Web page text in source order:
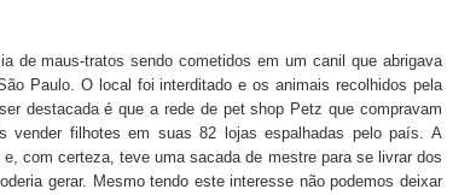
de maus-tratos sendo cometidos em um canil que abrigava
Paulo. O local foi interditado e os animais recolhidos pela
destacada é que a rede de pet shop Petz que compravam
vender filhotes em suas 82 lojas espalhadas pelo país. A
com certeza, teve uma sacada de mestre para se livrar dos
gerar. Mesmo tendo este interesse não podemos deixar